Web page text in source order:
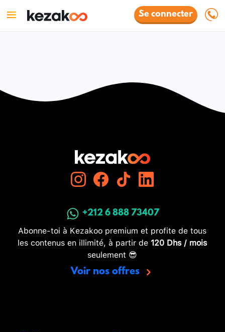
Se connecter
+212 6 888 73407
Abonne-toi à Kezakoo premium et profite de tous
les contenus en illimité, à partir de 120 Dhs / mois
seulement 😎
Voir nos offres